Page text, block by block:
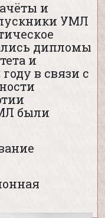
и
УМЛ
дипломы
и
в связи с
были